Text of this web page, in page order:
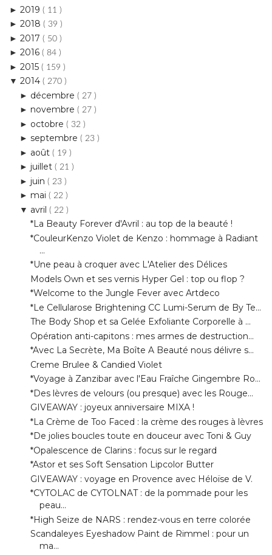
► 2016 ( 84 )
► 2015 ( 159 )
▼ 2014 ( 270 )
►décembre
►novembre
►octobre( 32 )
► septembre ( 23 )
► août( 19 )
► juillet( 21 )
► juin( 23 )
► mai( 22 )
▼avril ( 22 )
*La Beauty Forever d'Avril : au top de la beauté !
*CouleurKenzo Violet de Kenzo : hommage à Radiant
...
*Une peau à croquer avec L'Atelier des Délices
Models Own et ses vernis Hyper Gel : top ou flop ?
*Welcome to the Jungle Fever avec Artdeco
*Le Cellularose Brightening CC Lumi-Serum de By Te...
The Body Shop et sa Gelée Exfoliante Corporelle à ...
Opération anti-capitons : mes armes de destruction...
*Avec La Secrète, Ma Boîte A Beauté nous délivre s...
Creme Brulee & Candied Violet
*Voyage à Zanzibar avec l'Eau Fraîche Gingembre Ro...
*Des lèvres de velours (ou presque) avec les Rouge...
GIVEAWAY : joyeux anniversaire MIXA !
*La Crème de Too Faced : la crème des rouges à lèvres
*De jolies boucles toute en douceur avec Toni & Guy
*Opalescence de Clarins : focus sur le regard
*Astor et ses Soft Sensation Lipcolor Butter
GIVEAWAY : voyage en Provence avec Héloïse de V.
*CYTOLAC de CYTOLNAT : de la pommade pour les
peau...
*High Seize de NARS : rendez-vous en terre colorée
Scandaleyes Eyeshadow Paint de Rimmel : pour un
ma...
Mes Favoris de Mars 2014
mars( 16 )
février